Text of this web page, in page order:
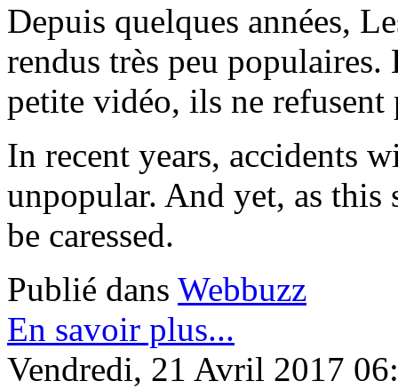
Depuis quelques années,
rendus très peu
petite vidéo, ils ne refusent
In recent years, accidents
unpopular. And yet, as
be caressed.
Publié dans Webbuzz
En savoir plus...
Vendredi, 21 Avril 2017